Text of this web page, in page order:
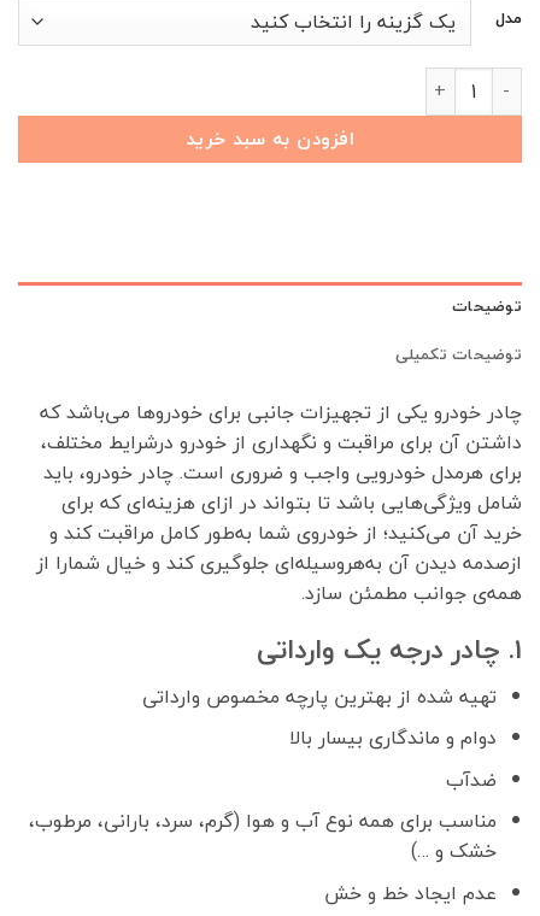
مدل
چادر خودرو TIGGO8 PRO MAX عدد
افزودن به سبد خرید
توضیحات
توضیحات تکمیلی
چادر خودرو یکی از تجهیزات جانبی برای خودروها می‌باشد که
داشتن آن برای مراقبت و نگهداری از خودرو درشرایط مختلف،
برای هرمدل خودرویی واجب و ضروری است. چادر خودرو، باید
شامل ویژگی‌هایی باشد تا بتواند در ازای هزینه‌ای که برای
خرید آن می‌کنید؛ از خودروی شما به‌طور کامل مراقبت کند و
ازصدمه دیدن آن به‌هروسیله‌ای جلوگیری کند و خیال شمارا از
همه‌ی جوانب مطمئن سازد.
1. چادر درجه یک وارداتی
تهیه شده از بهترین پارچه مخصوص وارداتی
دوام و ماندگاری بیسار بالا
ضدآب
مناسب برای همه نوع آب و هوا (گرم، سرد، بارانی، مرطوب،
خشک و …)
عدم ایجاد خط و خش